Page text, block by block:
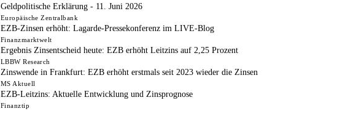
Geldpolitische Erklärung - 11. Juni 2026
Europäische Zentralbank
EZB-Zinsen erhöht: Lagarde-Pressekonferenz im LIVE-Blog
Finanzmarktwelt
Ergebnis Zinsentscheid heute: EZB erhöht Leitzins auf 2,25 Prozent
LBBW Research
Zinswende in Frankfurt: EZB erhöht erstmals seit 2023 wieder die Zinsen
MS Aktuell
EZB-Leitzins: Aktuelle Entwicklung und Zinsprognose
Finanztip